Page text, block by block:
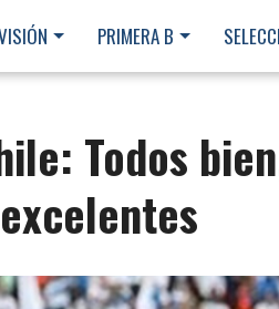
PRIMERA B
Todos